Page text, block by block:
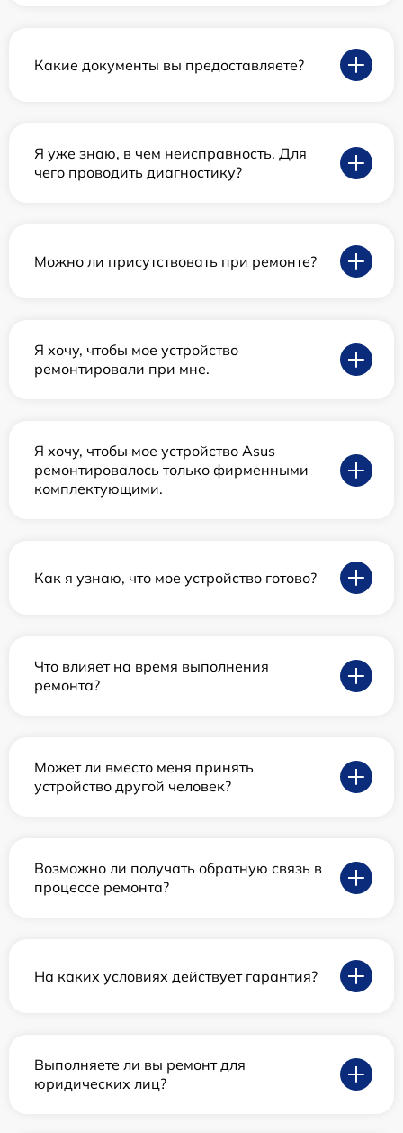
Какие документы вы предоставляете?
Я уже знаю, в чем неисправность. Для
чего проводить диагностику?
Можно ли присутствовать при ремонте?
Я хочу, чтобы мое устройство
ремонтировали при мне.
Я хочу, чтобы мое устройство Asus
ремонтировалось только фирменными
комплектующими.
Как я узнаю, что мое устройство готово?
Что влияет на время выполнения
ремонта?
Может ли вместо меня принять
устройство другой человек?
Возможно ли получать обратную связь в
процессе ремонта?
На каких условиях действует гарантия?
Выполняете ли вы ремонт для
юридических лиц?